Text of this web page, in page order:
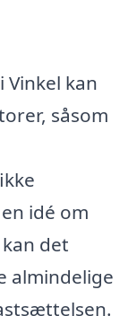
kan
såsom
idé om
det
almindelige